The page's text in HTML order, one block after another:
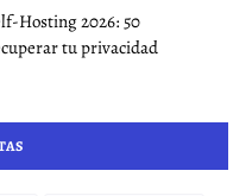
Hosting 2026: 50
tu privacidad